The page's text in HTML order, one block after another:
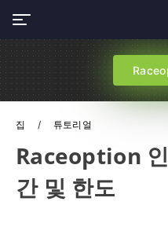
집 튜토리얼
Raceoption
간 및 한도